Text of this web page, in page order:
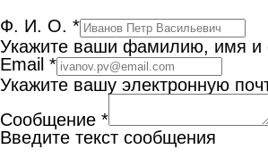
Ф. И. О. *
Укажите ваши фамилию, имя и
Email *
Укажите вашу электронную
Сообщение *
Введите текст сообщения